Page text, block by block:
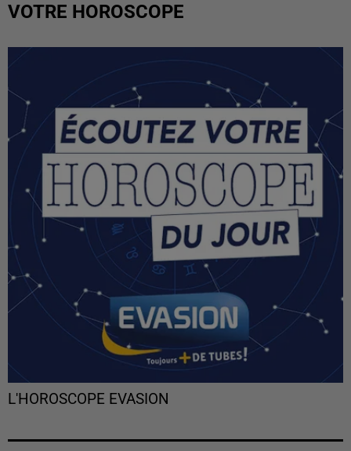
VOTRE HOROSCOPE
L'HOROSCOPE EVASION